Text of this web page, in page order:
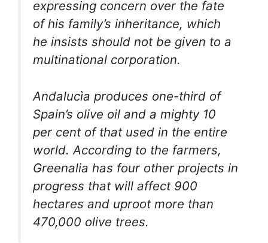
expressing concern over the fate
of his family’s inheritance, which
he insists should not be given to a
multinational corporation.
Andalucìa produces one-third of
Spain’s olive oil and a mighty 10
per cent of that used in the entire
world. According to the farmers,
Greenalia has four other projects in
progress that will affect 900
hectares and uproot more than
470,000 olive trees.